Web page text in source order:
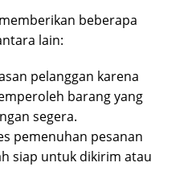
memberikan beberapa
lain:
pelanggan karena
barang yang
segera.
pemenuhan pesanan
siap untuk dikirim atau